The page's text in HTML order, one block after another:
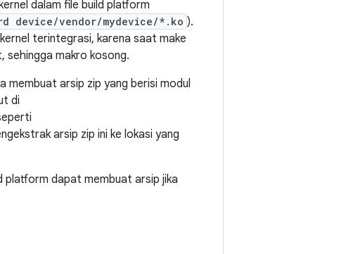
dalam file build platform
device/vendor/mydevice/*.ko ).
terintegrasi, karena saat make
sehingga makro kosong.
membuat arsip zip yang berisi modul
di
arsip zip ini ke lokasi yang
platform dapat membuat arsip jika